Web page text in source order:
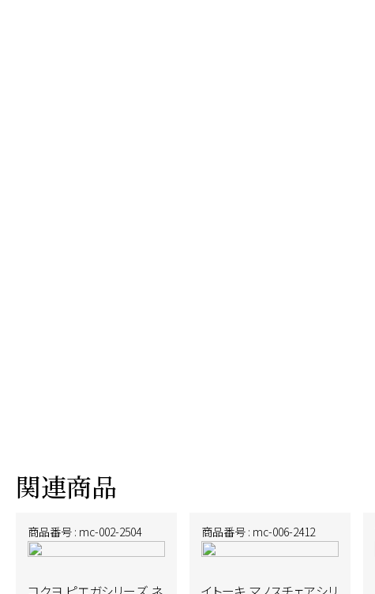
関連商品
商品番号 : mc-002-2504 商品番号 : mc-006-2412